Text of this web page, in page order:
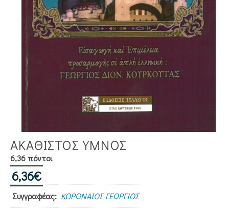
ΑΚΑΘΙΣΤΟΣ ΥΜΝΟΣ
6,36 πόντοι
6,36€
Συγγραφέας: ΚΟΡΩΝΑΙΟΣ ΓΕΩΡΓΙΟΣ